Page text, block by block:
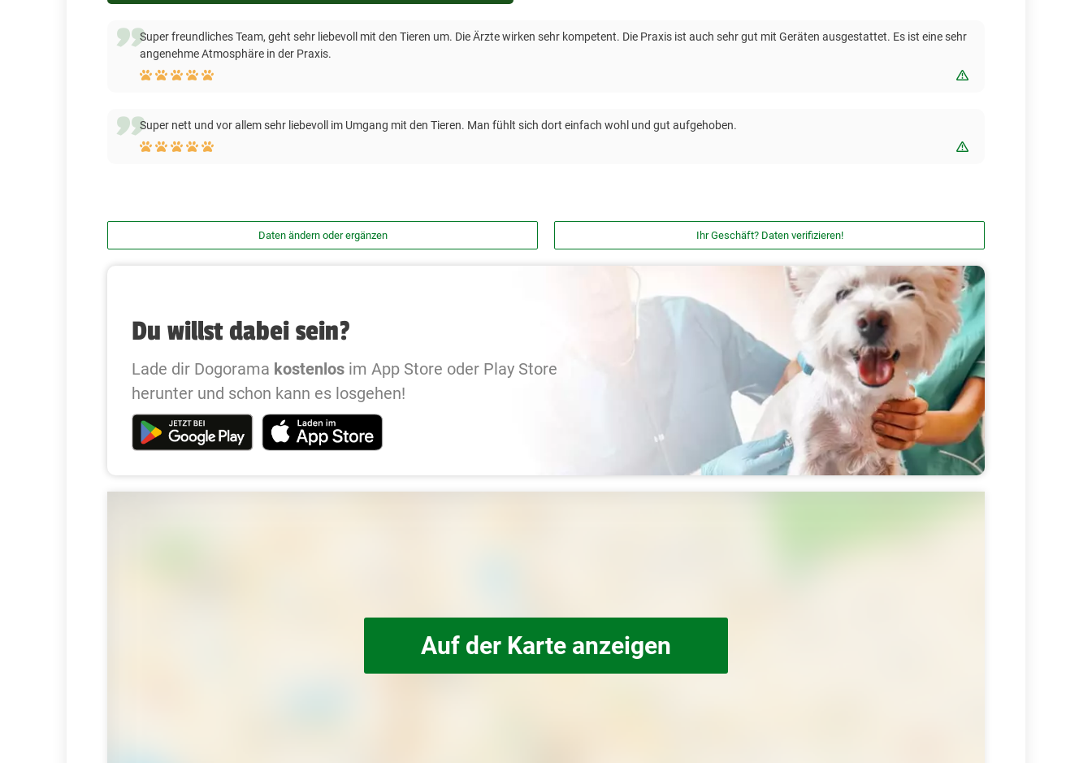
Super freundliches Team, geht sehr liebevoll mit den Tieren um. Die Ärzte wirken sehr kompetent. Die Praxis ist auch sehr gut mit Geräten ausgestattet. Es ist eine sehr
angenehme Atmosphäre in der Praxis.
Bewertung melden
Super nett und vor allem sehr liebevoll im Umgang mit den Tieren. Man fühlt sich dort einfach wohl und gut aufgehoben.
Bewertung melden
Daten ändern oder ergänzen Ihr Geschäft? Daten verifizieren!
Du willst dabei sein?
Lade dir Dogorama kostenlos im App Store oder Play Store
herunter und schon kann es losgehen!
Auf der Karte anzeigen